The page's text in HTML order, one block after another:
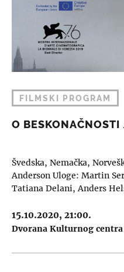
FILMSKI PROGRAM
O
Švedska, Nemačka,
Anderson Uloge: Martin
Tatiana Delani, Anders
15.10.2020, 21:00.
Dvorana Kulturnog centra